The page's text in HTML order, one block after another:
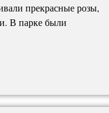
прекрасные розы,
В парке были